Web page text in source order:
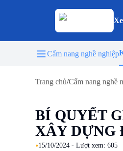
Cẩm nang nghề nghiệp
Trang chủ/Cẩm nang nghề
BÍ QUYẾT
XÂY DỰNG
•15/10/2024 - Lượt xem: 605